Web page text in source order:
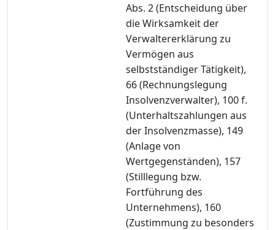
Abs. 2 (Entscheidung über
die Wirksamkeit der
Verwaltererklärung zu
Vermögen aus
selbstständiger Tätigkeit),
66 (Rechnungslegung
Insolvenzverwalter), 100 f.
(Unterhaltszahlungen aus
der Insolvenzmasse), 149
(Anlage von
Wertgegenständen), 157
(Stilllegung bzw.
Fortführung des
Unternehmens), 160
(Zustimmung zu besonders